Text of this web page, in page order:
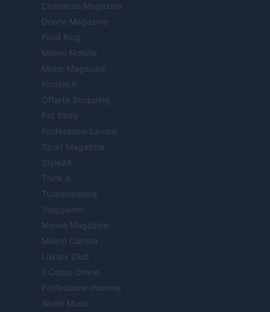
Cineverse Magazine
Donne Magazine
Food Blog
Milano Notizie
Motor Magazine
Notizie.it
Offerte Shopping
Pet Story
Professione Lavoro
Sport Magazine
Style24
Think.it
Tuobenessere
Viaggiamo
Nonne Magazine
Milano Cortina
Luxury Club
Il Calcio Online
Professione mamma
World Music